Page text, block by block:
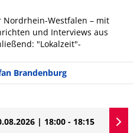
Nordrhein-Westfalen – mit
und Interviews aus
"Lokalzeit"-
Brandenburg
| 18:00 - 18:15